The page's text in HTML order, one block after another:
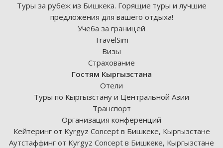
Туры за рубеж из Бишкека. Горящие туры и лучшие
предложения для вашего отдыха!
Учеба за границей
TravelSim
Визы
Страхование
Гостям Кыргызстана
Отели
Туры по Кыргызстану и Центральной Азии
Транспорт
Организация конференций
Кейтеринг от Kyrgyz Concept в Бишкеке, Кыргызстане
Аутстаффинг от Kyrgyz Concept в Бишкеке, Кыргызстане